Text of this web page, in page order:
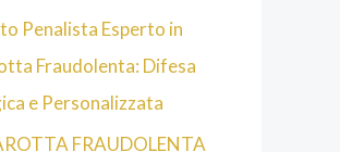
Penalista Esperto in
Fraudolenta: Difesa
e Personalizzata
FRAUDOLENTA